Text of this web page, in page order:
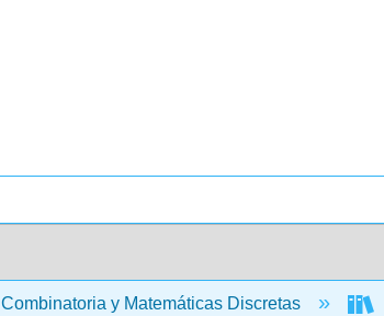
Combinatoria y Matemáticas Discretas